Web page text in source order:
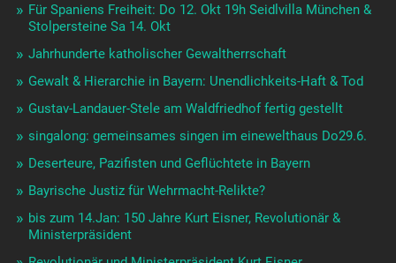
Für Spaniens Freiheit: Do 12. Okt 19h Seidlvilla München &
Stolpersteine Sa 14. Okt
Jahrhunderte katholischer Gewaltherrschaft
Gewalt & Hierarchie in Bayern: Unendlichkeits-Haft & Tod
Gustav-Landauer-Stele am Waldfriedhof fertig gestellt
singalong: gemeinsames singen im einewelthaus Do29.6.
Deserteure, Pazifisten und Geflüchtete in Bayern
Bayrische Justiz für Wehrmacht-Relikte?
bis zum 14.Jan: 150 Jahre Kurt Eisner, Revolutionär &
Ministerpräsident